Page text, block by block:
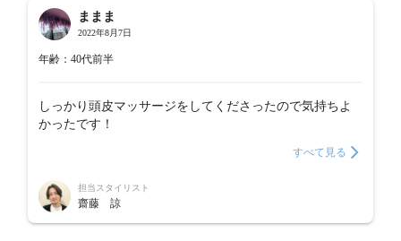
ままま
2022年8月7日
年齢：40代前半
しっかり頭皮マッサージをしてくださったので気持ちよ
かったです！
すべて見る
担当スタイリスト
齋藤 諒